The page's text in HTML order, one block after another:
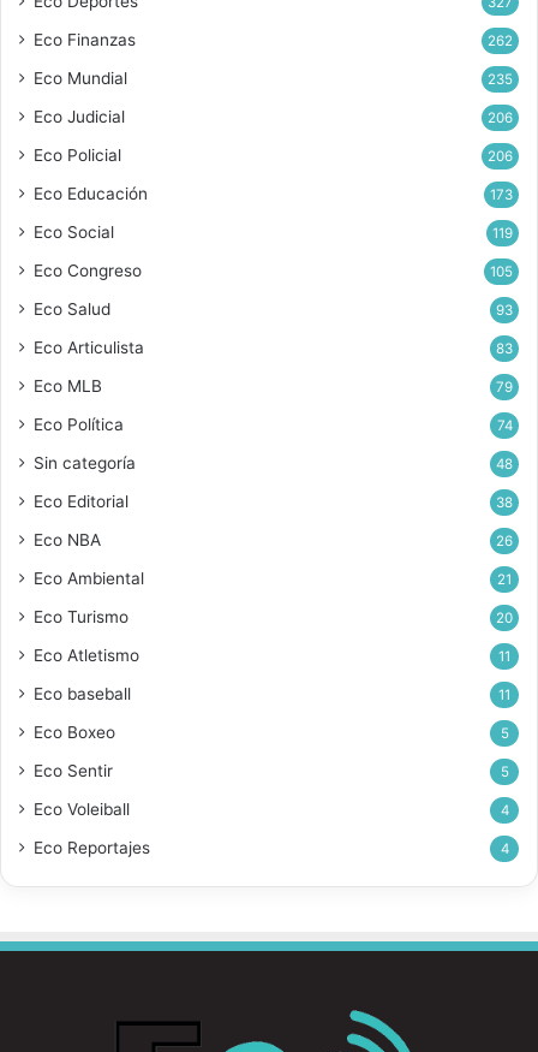
Eco Finanzas 262
Eco Mundial 235
Eco Judicial 206
Eco Policial 206
Eco Educación 173
Eco Social 119
Eco Congreso 105
Eco Salud 93
Eco Articulista 83
Eco MLB 79
Eco Política 74
Sin categoría 48
Eco Editorial 38
Eco NBA 26
Eco Ambiental 21
Eco Turismo 20
Eco Atletismo 11
Eco baseball 11
Eco Boxeo 5
Eco Sentir 5
Eco Voleiball 4
Eco Reportajes 4